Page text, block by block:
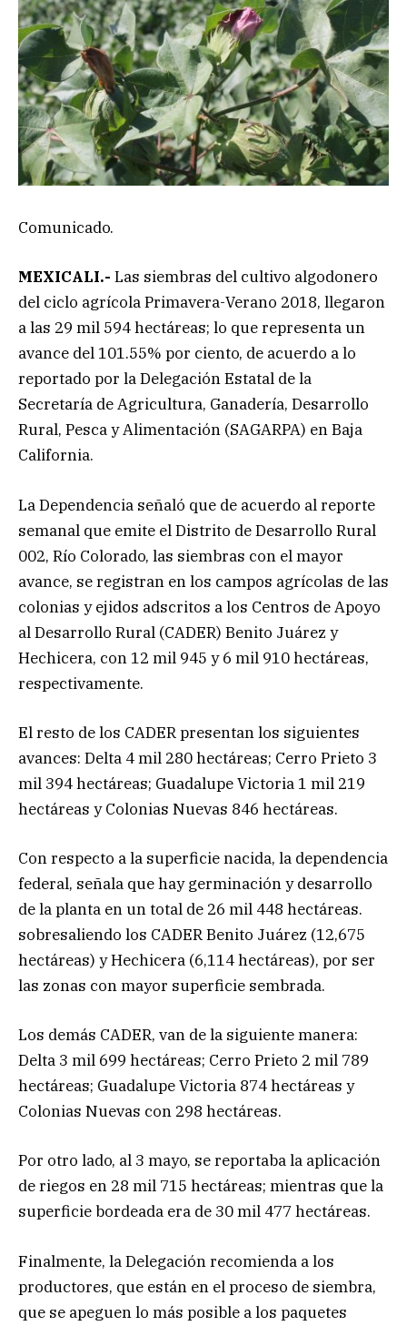
Comunicado.
MEXICALI.- Las siembras del cultivo algodonero
del ciclo agrícola Primavera-Verano 2018, llegaron
a las 29 mil 594 hectáreas; lo que representa un
avance del 101.55% por ciento, de acuerdo a lo
reportado por la Delegación Estatal de la
Secretaría de Agricultura, Ganadería, Desarrollo
Rural, Pesca y Alimentación (SAGARPA) en Baja
California.
La Dependencia señaló que de acuerdo al reporte
semanal que emite el Distrito de Desarrollo Rural
002, Río Colorado, las siembras con el mayor
avance, se registran en los campos agrícolas de las
colonias y ejidos adscritos a los Centros de Apoyo
al Desarrollo Rural (CADER) Benito Juárez y
Hechicera, con 12 mil 945 y 6 mil 910 hectáreas,
respectivamente.
El resto de los CADER presentan los siguientes
avances: Delta 4 mil 280 hectáreas; Cerro Prieto 3
mil 394 hectáreas; Guadalupe Victoria 1 mil 219
hectáreas y Colonias Nuevas 846 hectáreas.
Con respecto a la superficie nacida, la dependencia
federal, señala que hay germinación y desarrollo
de la planta en un total de 26 mil 448 hectáreas.
sobresaliendo los CADER Benito Juárez (12,675
hectáreas) y Hechicera (6,114 hectáreas), por ser
las zonas con mayor superficie sembrada.
Los demás CADER, van de la siguiente manera:
Delta 3 mil 699 hectáreas; Cerro Prieto 2 mil 789
hectáreas; Guadalupe Victoria 874 hectáreas y
Colonias Nuevas con 298 hectáreas.
Por otro lado, al 3 mayo, se reportaba la aplicación
de riegos en 28 mil 715 hectáreas; mientras que la
superficie bordeada era de 30 mil 477 hectáreas.
Finalmente, la Delegación recomienda a los
productores, que están en el proceso de siembra,
que se apeguen lo más posible a los paquetes